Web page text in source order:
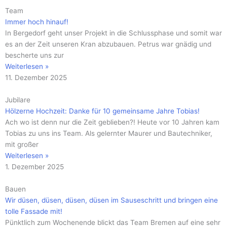
Team
Immer hoch hinauf!
In Bergedorf geht unser Projekt in die Schlussphase und somit war
es an der Zeit unseren Kran abzubauen. Petrus war gnädig und
bescherte uns zur
Weiterlesen »
11. Dezember 2025
Jubilare
Hölzerne Hochzeit: Danke für 10 gemeinsame Jahre Tobias!
Ach wo ist denn nur die Zeit geblieben?! Heute vor 10 Jahren kam
Tobias zu uns ins Team. Als gelernter Maurer und Bautechniker,
mit großer
Weiterlesen »
1. Dezember 2025
Bauen
Wir düsen, düsen, düsen, düsen im Sauseschritt und bringen eine
tolle Fassade mit!
Pünktlich zum Wochenende blickt das Team Bremen auf eine sehr